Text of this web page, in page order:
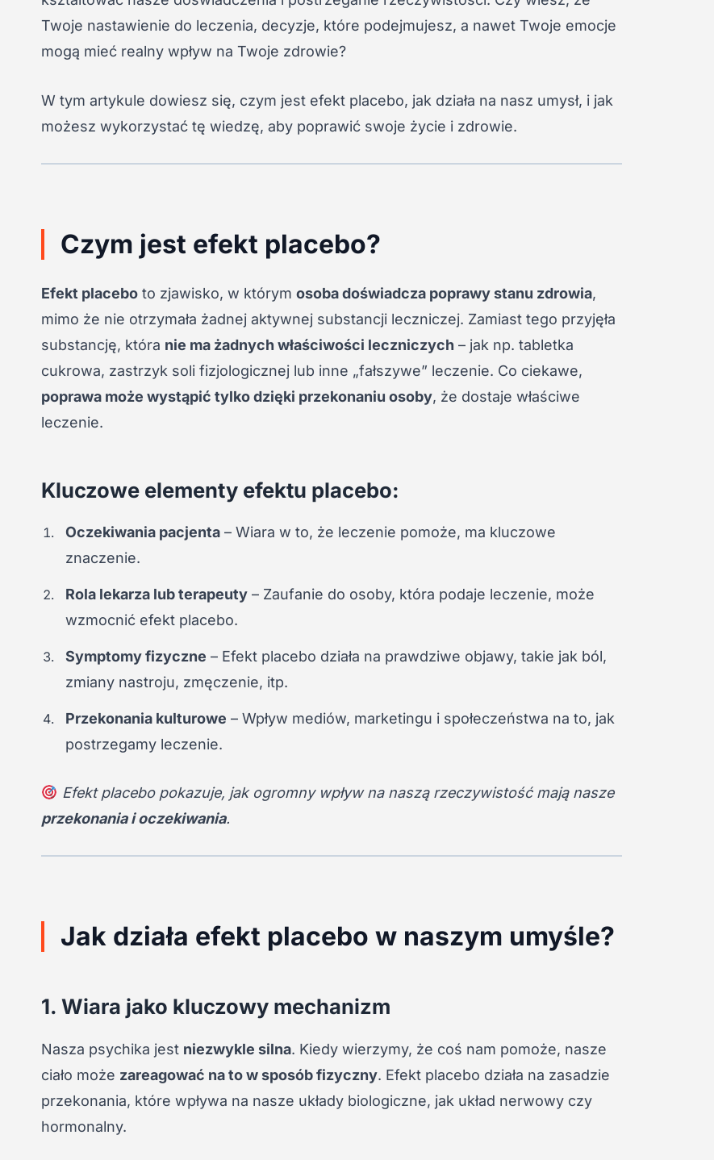
Twoje nastawienie do leczenia, decyzje, które podejmujesz, a nawet Twoje emocje
mogą mieć realny wpływ na Twoje zdrowie?
W tym artykule dowiesz się, czym jest efekt placebo, jak działa na nasz umysł, i jak
możesz wykorzystać tę wiedzę, aby poprawić swoje życie i zdrowie.
Czym jest efekt placebo?
Efekt placebo to zjawisko, w którym osoba doświadcza poprawy stanu zdrowia,
mimo że nie otrzymała żadnej aktywnej substancji leczniczej. Zamiast tego przyjęła
substancję, która nie ma żadnych właściwości leczniczych – jak np. tabletka
cukrowa, zastrzyk soli fizjologicznej lub inne „fałszywe” leczenie. Co ciekawe,
poprawa może wystąpić tylko dzięki przekonaniu osoby, że dostaje właściwe
leczenie.
Kluczowe elementy efektu placebo:
Oczekiwania pacjenta – Wiara w to, że leczenie pomoże, ma kluczowe
znaczenie.
Rola lekarza lub terapeuty – Zaufanie do osoby, która podaje leczenie, może
wzmocnić efekt placebo.
Symptomy fizyczne – Efekt placebo działa na prawdziwe objawy, takie jak ból,
zmiany nastroju, zmęczenie, itp.
Przekonania kulturowe – Wpływ mediów, marketingu i społeczeństwa na to, jak
postrzegamy leczenie.
Efekt placebo pokazuje, jak ogromny wpływ na naszą rzeczywistość mają nasze
przekonania i oczekiwania.
Jak działa efekt placebo w naszym umyśle?
1. Wiara jako kluczowy mechanizm
Nasza psychika jest niezwykle silna. Kiedy wierzymy, że coś nam pomoże, nasze
ciało może zareagować na to w sposób fizyczny. Efekt placebo działa na zasadzie
przekonania, które wpływa na nasze układy biologiczne, jak układ nerwowy czy
hormonalny.